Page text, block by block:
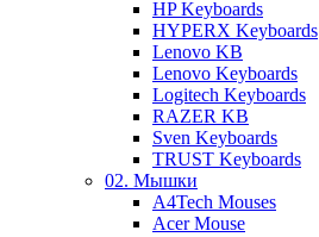
HP Keyboards
HYPERX Keyboards
Lenovo KB
Lenovo Keyboards
Logitech Keyboards
RAZER KB
Sven Keyboards
TRUST Keyboards
02. Мышки
A4Tech Mouses
Acer Mouse